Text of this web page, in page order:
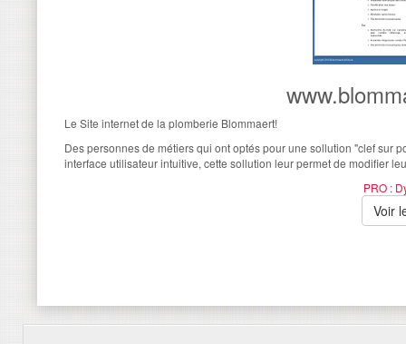
Le Site internet de la plomberie Blommaert!
Des personnes de métiers qui ont optés pour une sollution "clef sur
interface utilisateur intuitive, cette sollution leur permet de modifier
PRO :
Voir